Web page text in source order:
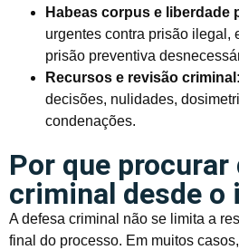
Habeas corpus e liberdade
urgentes contra prisão ilegal,
prisão preventiva
Recursos e revisão criminal:
decisões, nulidades,
condenações.
Por que procurar
criminal desde o
A defesa criminal não se limita a
final do processo. Em muitos